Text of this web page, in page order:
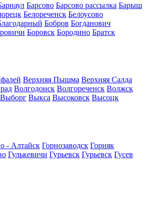
Барсово Барсово рассылка Барыш
Белореченск Белоусово
Бобров Богданович
Боровск Бородино Братск
Верхняя Пышма Верхняя Салда
Волгодонск Волгореченск Волжск
Выборг Выкса Высоковск Высоцк
- Алтайск Горнозаводск Горняк
Гулькевичи Гурьевск Гурьевск Гусев